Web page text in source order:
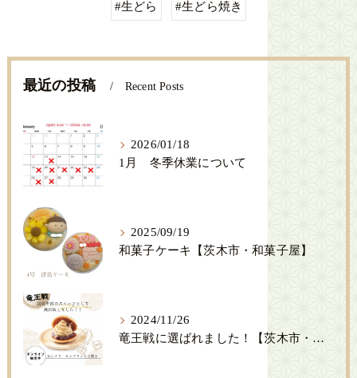
#生どら #生どら焼き
最近の投稿 Recent Posts
2026/01/18
1月 冬季休業について
2025/09/19
和菓子ケーキ【茨木市・和菓子屋】
2024/11/26
竜王戦に選ばれました！【茨木市・創作和菓子SENSE】